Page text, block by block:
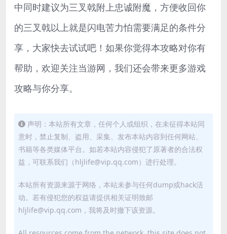
中同时建议为三叉戟附上忠诚附魔，方便收回你
的三叉戟以上就是闪电苦力怕需要满足的条件分
享，大家快去试试吧！如果你觉得本攻略对你有
帮助，欢迎关注当游网，我们还会带来更多游戏
攻略与你分享。
声明：本站所有文章，任何个人或组织，在未征得本站同
意时，禁止复制、盗用、采集、发布本站内容到任何网站、
书籍等各类媒体平台。如若本站内容侵犯了原著者的合法权
益，可联系我们（hljlife@vip.qq.com）进行处理。
本站所有资源来源于网络，本站未参与任何dump或hack活
动。若有侵犯您的权益请提供相关证明致邮
hljlife@vip.qq.com，我将及时撤下该资源。